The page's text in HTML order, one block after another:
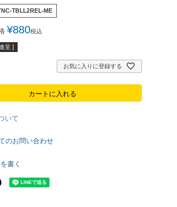
TBLL2REL-ME
¥880税込
呈 ]
お気に入りに登録する
カートに入れる
いて
のお問い合わせ
書く